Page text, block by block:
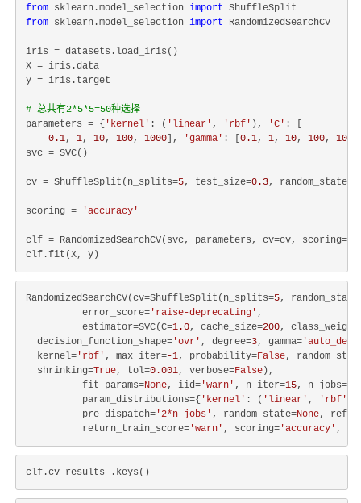
from sklearn.model_selection import
from sklearn.model_selection import RandomizedSearchCV
iris = datasets.load_iris()
X = iris.data
y = iris.target
# 总共有2*5*5=50种选择
parameters = { 'kernel' : ( 'linear' , 'rbf' ), 'C' : [
0.1, 1, 10, 100, 1000 ], 'gamma' : [ 0.1, 1, 10, 100, 1000
svc = SVC()
cv = ShuffleSplit(n_splits=5, test_size=0.3, random_state=
scoring = 'accuracy'
clf = RandomizedSearchCV(svc, parameters, cv=cv,
RandomizedSearchCV(cv=ShuffleSplit(n_splits=5,
          error_score=
'raise-deprecating' ,
          estimator=SVC(C=
1.0, cache_size=200,
  decision_function_shape=
'ovr' , degree=3, gamma=
  kernel=
'rbf' , max_iter=-1, probability=False,
  shrinking=
True, tol=0.001, verbose=False ),
          fit_params=
None, iid= 'warn' , n_iter=15, n_jobs=
          param_distributions={
'kernel' : ( 'linear' , 'rbf'
          pre_dispatch=
'2*n_jobs' , random_state=None,
          return_train_score=
'warn' , scoring= 'accuracy' ,